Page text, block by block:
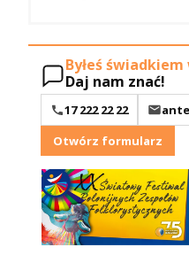
Byłeś
Daj nam znać!
17 222 22 22
Otwórz formularz